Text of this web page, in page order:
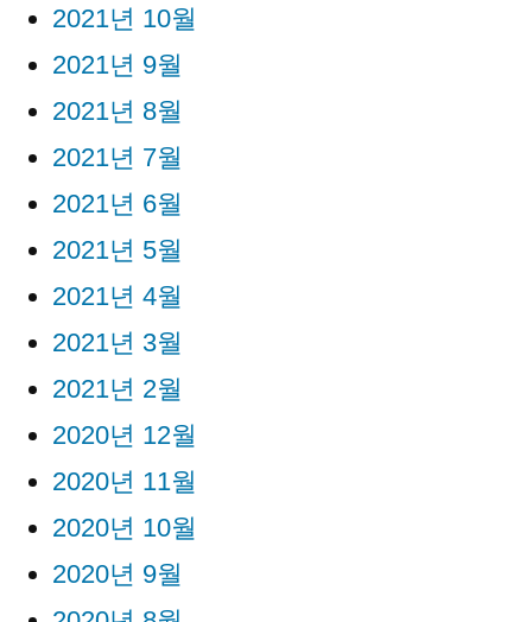
2021년 10월
2021년 9월
2021년 8월
2021년 7월
2021년 6월
2021년 5월
2021년 4월
2021년 3월
2021년 2월
2020년 12월
2020년 11월
2020년 10월
2020년 9월